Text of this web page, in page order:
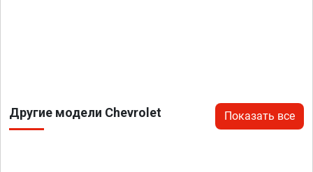
Другие модели Chevrolet Показать все